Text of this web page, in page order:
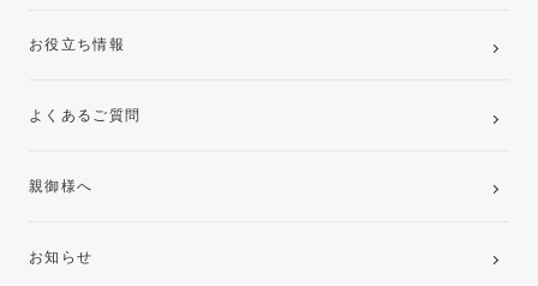
お役立ち情報
よくあるご質問
親御様へ
お知らせ